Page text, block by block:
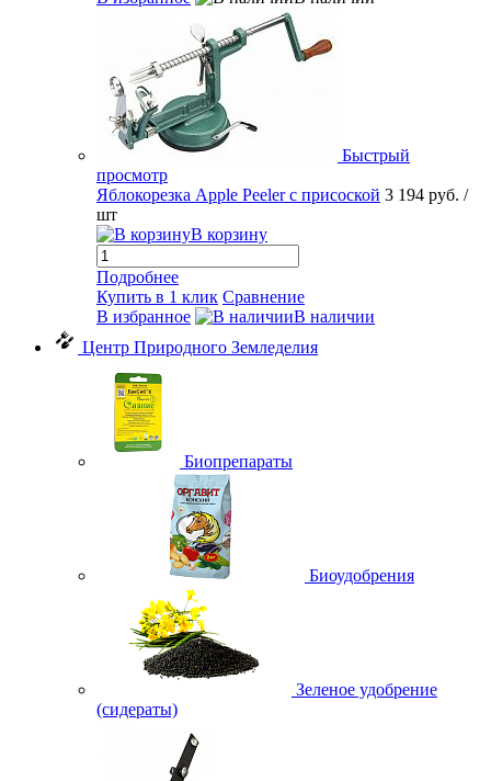
Быстрый
просмотр
Яблокорезка Apple Peeler с присоской 3 194 руб. /
шт
В корзину
Подробнее
Купить в 1 клик Сравнение
В избранное
В наличии
Центр Природного Земледелия
Биопрепараты
Биоудобрения
Зеленое удобрение
(сидераты)